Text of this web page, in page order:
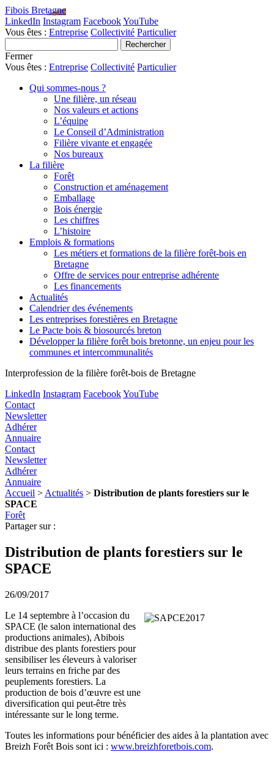
Fibois Bretagne
LinkedIn Instagram FacebookYouTube
Vous êtes : Entreprise Collectivité Particulier
Fermer
Vous êtes : Entreprise Collectivité Particulier
Qui sommes-nous ?
Une filière, un réseau
Nos valeurs et actions
L’équipe
Le Conseil d’Administration
Filière vivante et engagée
Nos bureaux
La filière
Forêt
Construction et aménagement
Emballage
Bois énergie
Les chiffres
L’histoire
Emplois & formations
Les métiers et formations de la filière forêt-bois en
Bretagne
Offre de services pour entreprise adhérente
Les financements
Actualités
Calendrier des événements
Les entreprises forestières en Bretagne
Le Pacte bois & biosourcés breton
Développer la filière forêt bois bretonne, un enjeu pour les
communes et intercommunalités
Interprofession de la filière forêt-bois de Bretagne
LinkedIn Instagram FacebookYouTube
Contact
Newsletter
Adhérer
Annuaire
Contact
Newsletter
Adhérer
Annuaire
Accueil > Actualités > Distribution de plants forestiers sur le
SPACE
Forêt
Partager sur :
Distribution de plants forestiers sur le
SPACE
26/09/2017
Le 14 septembre à l’occasion du
SPACE (le salon international des
productions animales), Abibois
distribue des plants forestiers pour
sensibiliser les éleveurs à valoriser
leurs terrains en friche par des
peuplements forestiers. La
production de bois d’œuvre est une
diversification qui peut-être très
intéressante sur le long terme.
Toutes les informations pour bénéficier des aides à la plantation avec
Breizh Forêt Bois sont ici : www.breizhforetbois.com.